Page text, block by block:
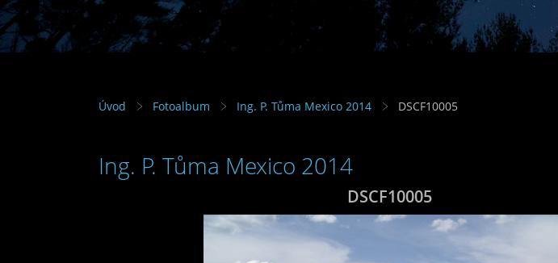
Úvod Fotoalbum Ing. P. Tůma Mexico 2014 DSCF10005
Ing. P. Tůma Mexico 2014
DSCF10005